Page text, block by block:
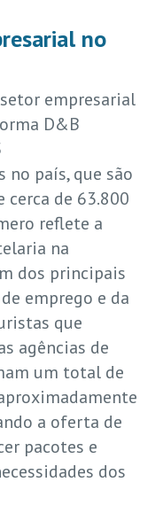
no
empresarial
D&B
país, que são
cerca de 63.800
reflete a
na
dos principais
emprego e da
que
agências de
um total de
a oferta de
pacotes e
dos